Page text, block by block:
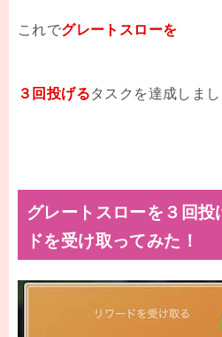
これでグレートスローを
３回投げるタスクを達成しまし
グレートスローを３回
ドを受け取ってみた！